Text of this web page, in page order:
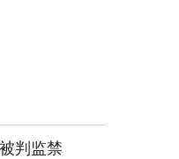
判监禁